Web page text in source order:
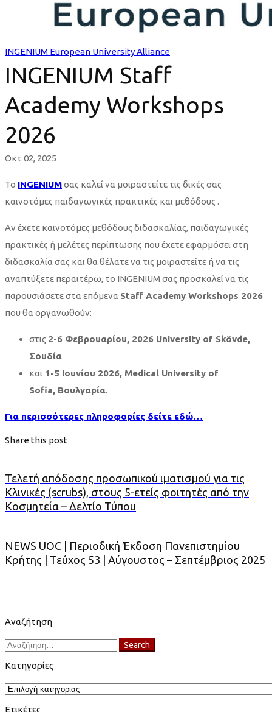
INGENIUM European University Alliance
INGENIUM Staff
Academy Workshops
2026
Οκτ 02, 2025
Το INGENIUMσας καλεί να μοιραστείτε τις δικές σας
καινοτόμες παιδαγωγικές πρακτικές και μεθόδους .
Αν έχετε καινοτόμες μεθόδους διδασκαλίας, παιδαγωγικές
πρακτικές ή μελέτες περίπτωσης που έχετε εφαρμόσει στη
διδασκαλία σας και θα θέλατε να τις μοιραστείτε ή να τις
αναπτύξετε περαιτέρω, το INGENIUM σας προσκαλεί να τις
παρουσιάσετε στα επόμενα Staff Αcademy Workshops 2026
που θα οργανωθούν:
στις 2-6 Φεβρουαρίου, 2026 University of Skövde,
Σουδία
και 1-5 Ιουνίου 2026, Medical University of
Sofia, Βουλγαρία.
Για περισσότερες πληροφορίες δείτε εδώ…
Share this post
Τελετή απόδοσης προσωπικού ιματισμού για τις
Κλινικές (scrubs), στους 5-ετείς φοιτητές από την
Κοσμητεία – Δελτίο Τύπου
NEWS UOC | Περιοδική Έκδοση Πανεπιστημίου
Κρήτης | Τεύχος 53 | Αύγουστος – Σεπτέμβριος 2025
Αναζήτηση
Search
for:
Search
Κατηγορίες
Κατηγορίες
Ετικέτες